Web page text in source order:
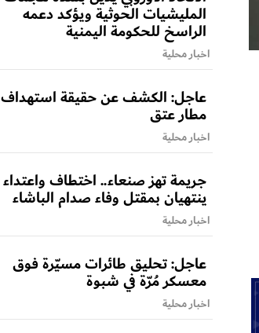
المليشيات الحوثية ويؤكد دعمه
الراسخ للحكومة اليمنية
اخبار محلية
عاجل: الكشف عن حقيقة استهداف
مطار عتق
اخبار محلية
جريمة تهز صنعاء.. اختطاف واعتداء
ينتهيان بمقتل وفاء صدام الباشاء
اخبار محلية
عاجل: تحليق طائرات مسيّرة فوق
معسكر مُرّة في شبوة
اخبار محلية